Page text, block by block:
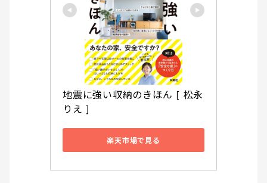
地震に強い収納のきほん [ 松永
りえ ]
楽天市場で見る